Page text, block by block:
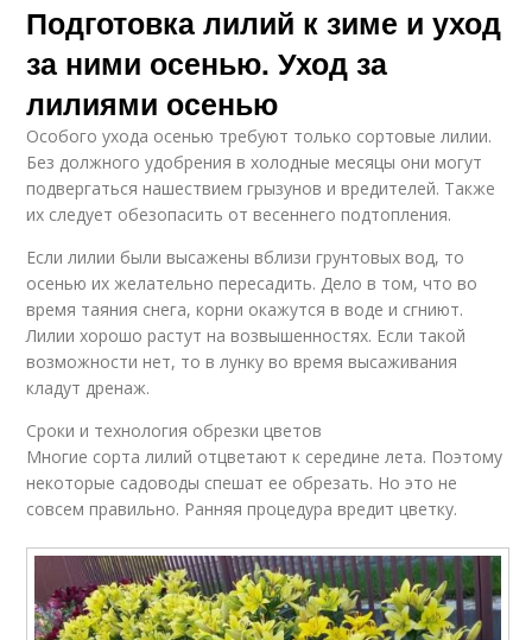
Подготовка лилий к зиме и уход
за ними осенью. Уход за
лилиями осенью
Особого ухода осенью требуют только сортовые лилии.
Без должного удобрения в холодные месяцы они могут
подвергаться нашествием грызунов и вредителей. Также
их следует обезопасить от весеннего подтопления.
Если лилии были высажены вблизи грунтовых вод, то
осенью их желательно пересадить. Дело в том, что во
время таяния снега, корни окажутся в воде и сгниют.
Лилии хорошо растут на возвышенностях. Если такой
возможности нет, то в лунку во время высаживания
кладут дренаж.
Сроки и технология обрезки цветов
Многие сорта лилий отцветают к середине лета. Поэтому
некоторые садоводы спешат ее обрезать. Но это не
совсем правильно. Ранняя процедура вредит цветку.